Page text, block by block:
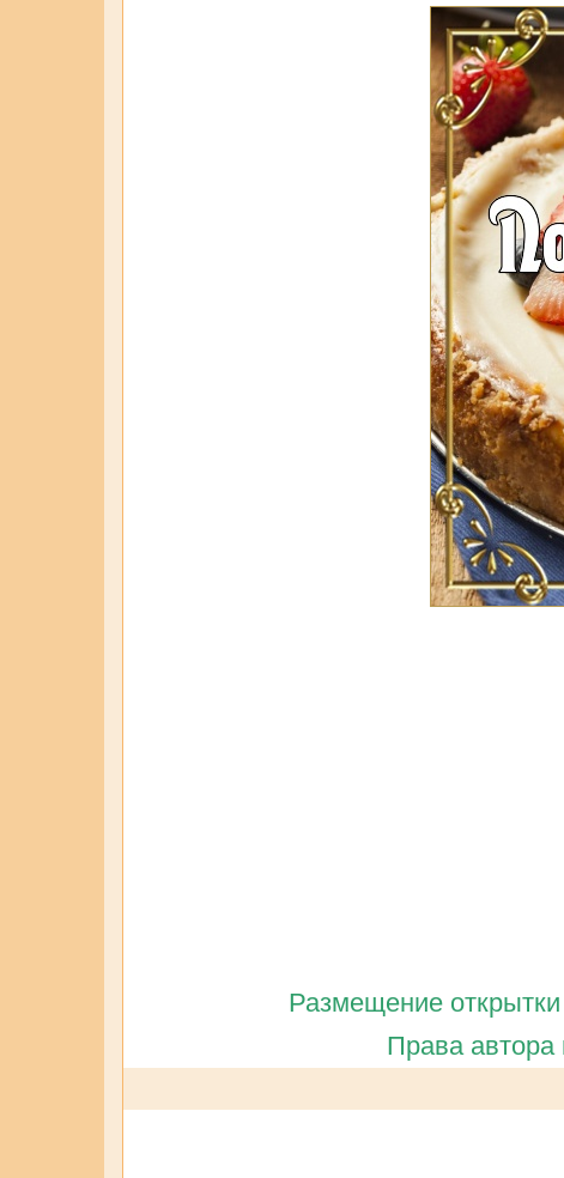
Размещение
Права